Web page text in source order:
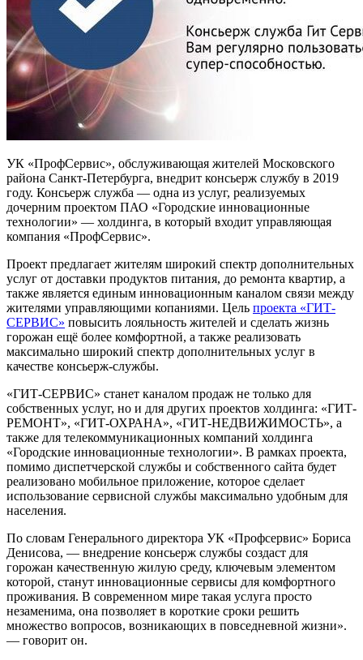
УК «ПрофСервис», обслуживающая жителей Московского
района Санкт-Петербурга, внедрит консьерж службу в 2019
году. Консьерж служба — одна из услуг, реализуемых
дочерним проектом ПАО «Городские инновационные
технологии» — холдинга, в который входит управляющая
компания «ПрофСервис».
Проект предлагает жителям широкий спектр дополнительных
услуг от доставки продуктов питания, до ремонта квартир, а
также является единым инновационным каналом связи между
жителями управляющими копаниями. Цель проекта «ГИТ-
СЕРВИС» повысить лояльность жителей и сделать жизнь
горожан ещё более комфортной, а также реализовать
максимально широкий спектр дополнительных услуг в
качестве консьерж-службы.
«ГИТ-СЕРВИС» станет каналом продаж не только для
собственных услуг, но и для других проектов холдинга: «ГИТ-
РЕМОНТ», «ГИТ-ОХРАНА», «ГИТ-НЕДВИЖИМОСТЬ», а
также для телекоммуникационных компаний холдинга
«Городские инновационные технологии». В рамках проекта,
помимо диспетчерской службы и собственного сайта будет
реализовано мобильное приложение, которое сделает
использование сервисной службы максимально удобным для
населения.
По словам Генерального директора УК «Профсервис» Бориса
Денисова, — внедрение консьерж службы создаст для
горожан качественную жилую среду, ключевым элементом
которой, станут инновационные сервисы для комфортного
проживания. В современном мире такая услуга просто
незаменима, она позволяет в короткие сроки решить
множество вопросов, возникающих в повседневной жизни».
— говорит он.